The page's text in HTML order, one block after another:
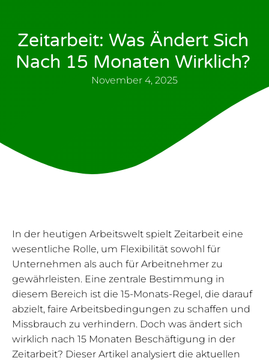
Zeitarbeit: Was Ändert Sich
Nach 15 Monaten Wirklich?
November 4, 2025
In der heutigen Arbeitswelt spielt Zeitarbeit eine
wesentliche Rolle, um Flexibilität sowohl für
Unternehmen als auch für Arbeitnehmer zu
gewährleisten. Eine zentrale Bestimmung in
diesem Bereich ist die 15-Monats-Regel, die darauf
abzielt, faire Arbeitsbedingungen zu schaffen und
Missbrauch zu verhindern. Doch was ändert sich
wirklich nach 15 Monaten Beschäftigung in der
Zeitarbeit? Dieser Artikel analysiert die aktuellen